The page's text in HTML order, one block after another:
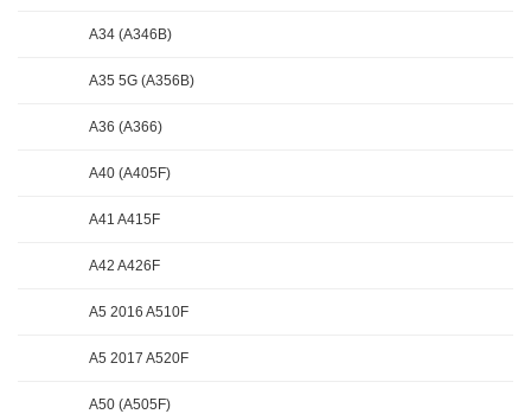
A34 (A346B)
A35 5G (A356B)
A36 (A366)
A40 (A405F)
A41 A415F
A42 A426F
A5 2016 A510F
A5 2017 A520F
A50 (A505F)